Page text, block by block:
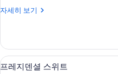
2
발
코
니
자세히 보기
룸,
즈
침
대
프8
프레지덴셜 스위트